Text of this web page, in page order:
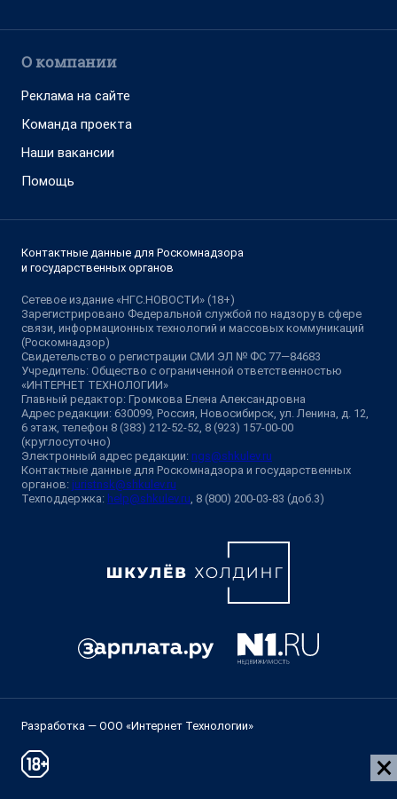
О компании
Реклама на сайте
Команда проекта
Наши вакансии
Помощь
Контактные данные для Роскомнадзора
и государственных органов
Сетевое издание «НГС.НОВОСТИ» (18+)
Зарегистрировано Федеральной службой по надзору в сфере
связи, информационных технологий и массовых коммуникаций
(Роскомнадзор)
Свидетельство о регистрации СМИ ЭЛ № ФС 77—84683
Учредитель: Общество с ограниченной ответственностью
«ИНТЕРНЕТ ТЕХНОЛОГИИ»
Главный редактор: Громкова Елена Александровна
Адрес редакции: 630099, Россия, Новосибирск, ул. Ленина, д. 12,
6 этаж, телефон 8 (383) 212-52-52, 8 (923) 157-00-00
(круглосуточно)
Электронный адрес редакции: ngs@shkulev.ru
Контактные данные для Роскомнадзора и государственных
органов: juristnsk@shkulev.ru
Техподдержка: help@shkulev.ru , 8 (800) 200-03-83 (доб.3)
Разработка — ООО «Интернет Технологии»